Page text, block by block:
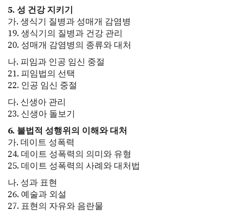
5. 성 건강 지키기
가. 생식기 질병과 성매개 감염병
19. 생식기의 질병과 건강 관리
20. 성매개 감염병의 종류와 대처
나. 피임과 인공 임신 중절
21. 피임법의 선택
22. 인공 임신 중절
다. 신생아 관리
23. 신생아 돌보기
6. 불법적 성행위의 이해와 대처
가. 데이트 성폭력
24. 데이트 성폭력의 의미와 유형
25. 데이트 성폭력의 사례와 대처법
나. 성과 표현
26. 예술과 외설
27. 표현의 자유와 음란물